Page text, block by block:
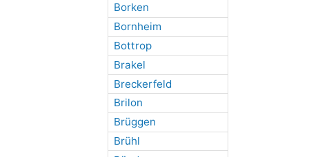
Borken
Bornheim
Bottrop
Brakel
Breckerfeld
Brilon
Brüggen
Brühl